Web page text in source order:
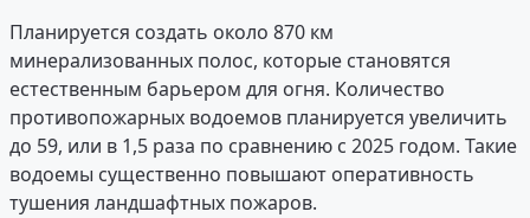
Планируется создать около 870 км
минерализованных полос, которые становятся
естественным барьером для огня. Количество
противопожарных водоемов планируется увеличить
до 59, или в 1,5 раза по сравнению с 2025 годом. Такие
водоемы существенно повышают оперативность
тушения ландшафтных пожаров.